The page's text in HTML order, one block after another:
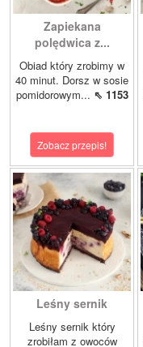
Zapiekana
polędwica z...
Obiad który zrobimy w
40 minut. Dorsz w sosie
pomidorowym... ⇖ 1153
Zobacz przepis!
Leśny sernik
Leśny sernik który
zrobiłam z owoców